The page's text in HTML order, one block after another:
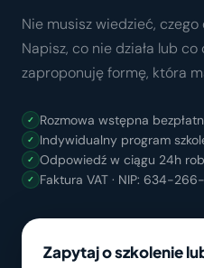
Nie musisz wiedzieć,
Napisz, co nie działa lub
zaproponuję formę, która
✓ Rozmowa wstępna
✓ Indywidualny program
✓ Odpowiedź w ciągu 24h
✓ Faktura VAT · NIP: 634-
Zapytaj o szkolenie